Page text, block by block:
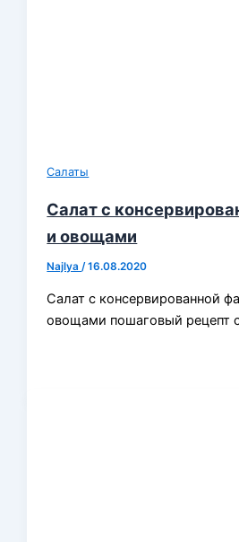
Салаты
Салат с
и овощами
Najlya/16.08.2020
Салат с консервированной
овощами пошаговый рецепт